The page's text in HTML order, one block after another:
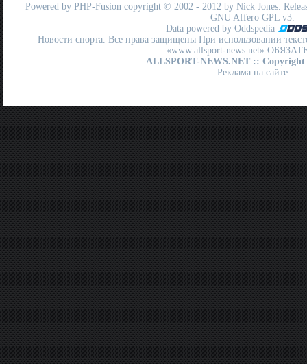
Powered by PHP-Fusion copyright © 2002 - 2012 by Nick Jones.
GNU Affero GPL v3.
Data powered by Oddspedia
Новости спорта. Все права защищены При использовании
«www.allsport-news.net»
ALLSPORT-NEWS.NET :: Copyright
Реклама на сайте